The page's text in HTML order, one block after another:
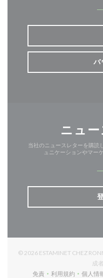
バ
ニュ
当社のニュースレターを購読
ュニケーションやマー
© 2026 ESTAMINET CHEZ
成者
免責
利用規約 個人情